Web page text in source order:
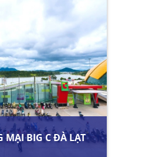
MẠI BIG C ĐÀ LẠT